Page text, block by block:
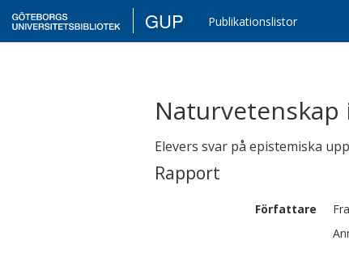
GUP Publikationslistor
Naturvetenskap
Elevers svar på epistemiska
Rapport
Författare